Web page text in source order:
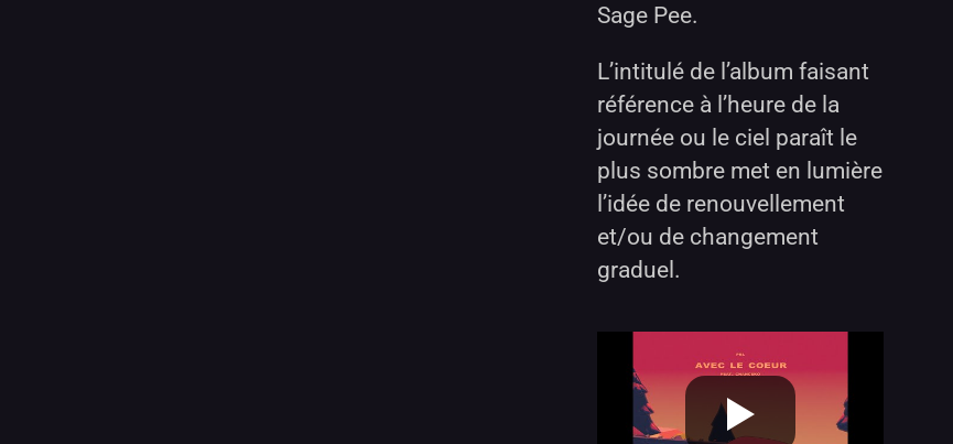
Sage Pee.
L’intitulé de l’album faisant
référence à l’heure de la
journée ou le ciel paraît le
plus sombre met en lumière
l’idée de renouvellement
et/ou de changement
graduel.